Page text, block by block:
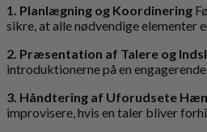
1. Planlægning og Koordinering
sikre, at alle nødvendige elementer
2. Præsentation af Talere og
introduktionerne på en
3. Håndtering af Uforudsete
improvisere, hvis en taler bliver